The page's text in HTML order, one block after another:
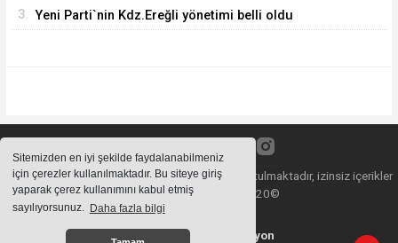
Sitemizden en iyi şekilde faydalanabilmeniz
için çerezler kullanılmaktadır. Bu siteye giriş
yaparak çerez kullanımını kabul etmiş
sayılıyorsunuz. Daha fazla bilgi
3. Yeni Parti`nin Kdz.Ereğli yönetimi belli oldu
Sitemizde bulunan içeriklerin tüm hakları saklı tutulmaktadır, izinsiz içerikler
kullanılamaz. Copyright 2020©
Haber Yazılımı: Web Aksiyon